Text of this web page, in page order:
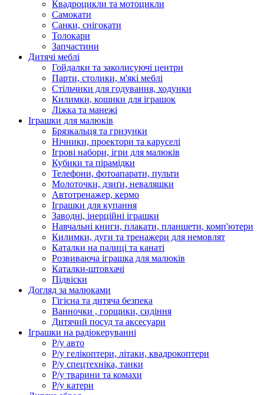
Квадроцикли та мотоцикли
Самокати
Санки, снігокати
Толокари
Запчастини
Дитячі меблі
Гойдалки та заколисуючі центри
Парти, столики, м'які меблі
Стільчики для годування, ходунки
Килимки, кошики для іграшок
Ліжка та манежі
Іграшки для малюків
Брязкальця та гризунки
Нічники, проектори та каруселі
Ігрові набори, ігри для малюків
Кубики та пірамідки
Телефони, фотоапарати, пульти
Молоточки, дзиґи, неваляшки
Автотренажер, кермо
Іграшки для купання
Заводні, інерційні іграшки
Навчальні книги, плакати, планшети, комп'ютери
Килимки, дуги та тренажери для немовлят
Каталки на палиці та канаті
Розвиваюча іграшка для малюків
Каталки-штовхачі
Підвіски
Догляд за малюками
Гігієна та дитяча безпека
Ванночки , горщики, сидіння
Дитячий посуд та аксесуари
Іграшки на радіокеруванні
Р/у авто
Р/у гелікоптери, літаки, квадрокоптери
Р/у спецтехніка, танки
Р/у тварини та комахи
Р/у катери